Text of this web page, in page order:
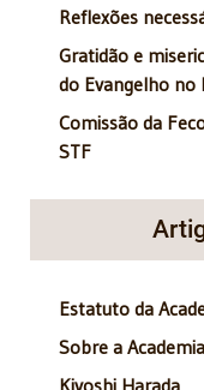
Reflexões
Gratidão e
do Evangelho
Comissão da
STF
Estatuto da
Sobre a Academia
Kiyoshi Harada